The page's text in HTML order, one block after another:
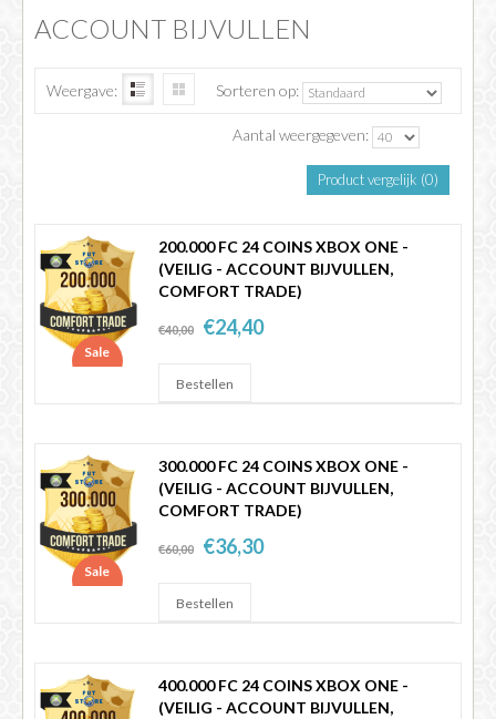
ACCOUNT BIJVULLEN
Weergave: Sorteren op:
Aantal weergegeven:
Product vergelijk (0)
Sale
200.000 FC 24 COINS XBOX ONE -
(VEILIG - ACCOUNT BIJVULLEN,
COMFORT TRADE)
€40,00 €24,40
Sale
300.000 FC 24 COINS XBOX ONE -
(VEILIG - ACCOUNT BIJVULLEN,
COMFORT TRADE)
€60,00 €36,30
400.000 FC 24 COINS XBOX ONE -
(VEILIG - ACCOUNT BIJVULLEN,